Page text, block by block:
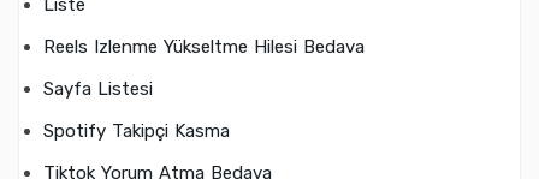
Liste
Reels Izlenme Yükseltme Hilesi Bedava
Sayfa Listesi
Spotify Takipçi Kasma
Tiktok Yorum Atma Bedava